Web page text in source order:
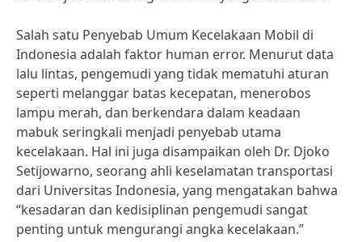
Salah satu Penyebab Umum Kecelakaan Mobil di
Indonesia adalah faktor human error. Menurut data
lalu lintas, pengemudi yang tidak mematuhi aturan
seperti melanggar batas kecepatan, menerobos
lampu merah, dan berkendara dalam keadaan
mabuk seringkali menjadi penyebab utama
kecelakaan. Hal ini juga disampaikan oleh Dr. Djoko
Setijowarno, seorang ahli keselamatan transportasi
dari Universitas Indonesia, yang mengatakan bahwa
“kesadaran dan kedisiplinan pengemudi sangat
penting untuk mengurangi angka kecelakaan.”